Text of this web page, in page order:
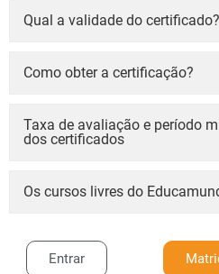
Qual a validade do certificado?
Como obter a certificação?
Taxa de avaliação e período
dos certificados
Os cursos livres do
Entrar